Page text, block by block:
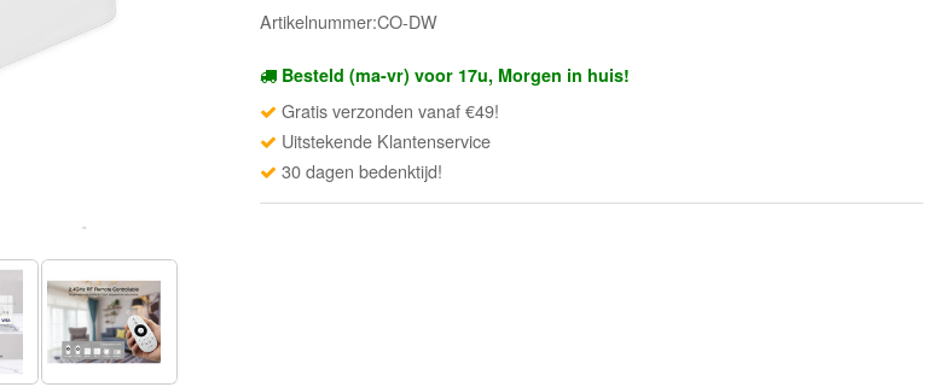
Artikelnummer:CO-DW
Besteld (ma-vr) voor 17u, Morgen in huis!
Gratis verzonden vanaf €49!
Uitstekende Klantenservice
30 dagen bedenktijd!